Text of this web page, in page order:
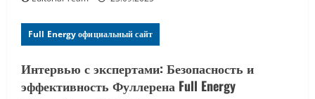
Full Energy официальный сайт
Интервью с экспертами: Безопасность и
эффективность Фуллерена Full Energy